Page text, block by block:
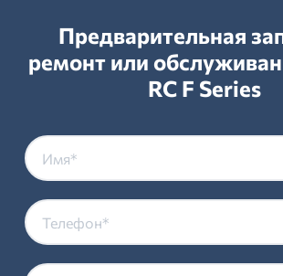
Предварительная
ремонт или
RC F Series